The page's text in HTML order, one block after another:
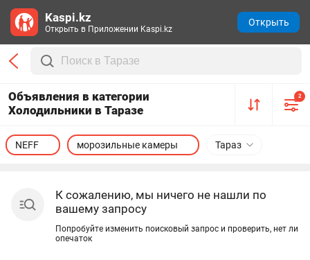
Объявления в категории
Холодильники в Таразе
2
Тараз
NEFF морозильные камеры
К сожалению, мы ничего не нашли по
вашему запросу
Попробуйте изменить поисковый запрос и проверить, нет ли
опечаток
Kaspi.kz
Открыть в Приложении Kaspi.kz
Открыть